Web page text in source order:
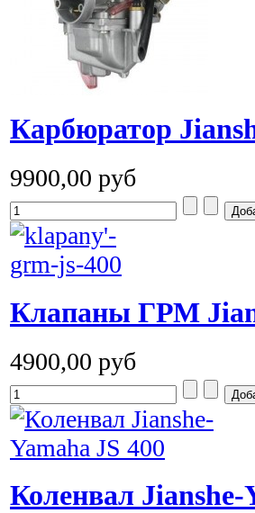
Карбюратор
9900,00 руб
Клапаны ГРМ
4900,00 руб
Коленвал Jianshe-